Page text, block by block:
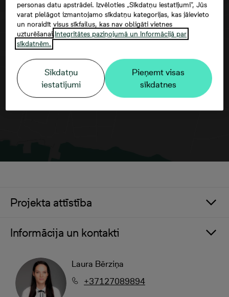
Google maps trešās puses datu
Projekta attīstība
Informācija un kontakti
Laura Bērziņa
+37127089894
personas datu apstrādei. Izvēloties „Sīkdatņu iestatījumi”, Jūs
varat pielāgot izmantojamo sīkdatņu kategorijas, kas jāievieto
un noraidīt visus sīkfailus, kas nav obligāti vietnes
uzturēšanai.Integritātes paziņojumā un Informācijā par
sīkdatnēm.
Sīkdatņu
iestatījumi
Pieņemt visas
sīkdatnes